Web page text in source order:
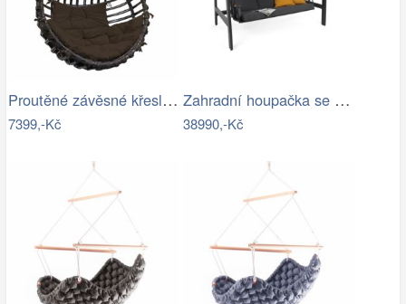
Proutěné závěsné křeslo Elis, hnědý rám…
7399,-Kč
Zahradní houpačka se stříškou GH434015
38990,-Kč